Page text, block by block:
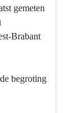
gemeten
Brabant
begroting